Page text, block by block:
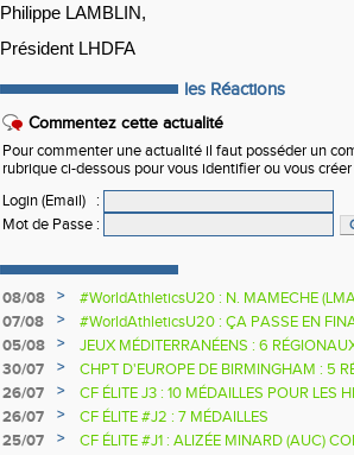
Philippe LAMBLIN,
Président LHDFA
les Réactions
Commentez cette actualité
Pour commenter une actualité il faut posséder un
rubrique ci-dessous pour vous identifier ou vous
Login (Email)
:
Mot de Passe :
08/08 >
#WorldAthleticsU20 : N. MAMECHE
07/08
>
#WorldAthleticsU20 : ÇA PASSE EN
SAUTEURS
05/08 >
JEUX MÉDITERRANÉENS : 6
30/07
>
CHPT D'EUROPE DE BIRMINGHAM : 5
26/07
>
CF ÉLITE J3 : 10 MÉDAILLES POUR LES
26/07
>
CF ÉLITE #J2 : 7 MÉDAILLES
25/07
>
CF ÉLITE #J1 : ALIZÉE MINARD (AUC)